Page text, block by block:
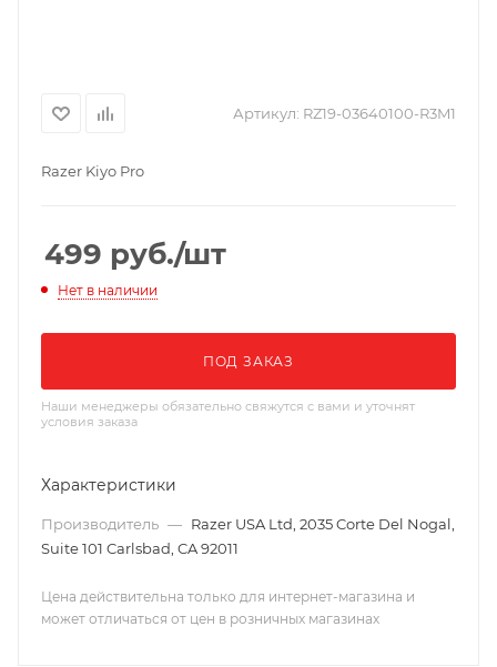
Артикул: RZ19-03640100-R3M1
Razer Kiyo Pro
499 руб./шт
Нет в наличии
ПОД ЗАКАЗ
Наши менеджеры обязательно свяжутся с вами и уточнят
условия заказа
Характеристики
Производитель — Razer USA Ltd, 2035 Corte Del Nogal,
Suite 101 Carlsbad, CA 92011
Цена действительна только для интернет-магазина и
может отличаться от цен в розничных магазинах